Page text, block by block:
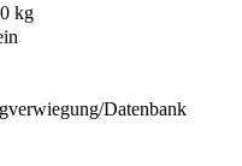
kg
Datenbank